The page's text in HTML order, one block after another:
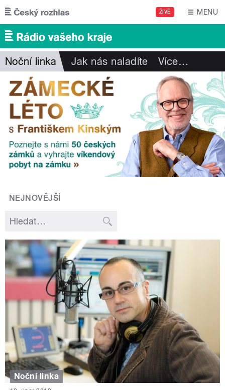
Přejít k hlavnímu obsahu
ŽIVĚ MENU
Noční linka Jak nás naladíte Více…
NEJNOVĚJŠÍ
Noční linka